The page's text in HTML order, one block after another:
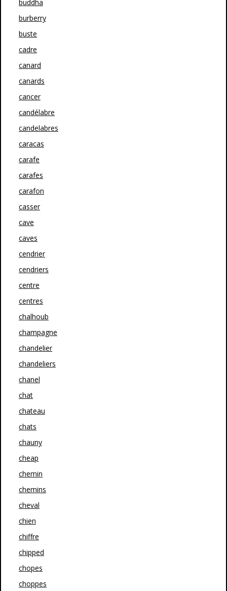
buddha
burberry
buste
cadre
canard
canards
cancer
candélabre
candelabres
caracas
carafe
carafes
carafon
casser
cave
caves
cendrier
cendriers
centre
centres
chalhoub
champagne
chandelier
chandeliers
chanel
chat
chateau
chats
chauny
cheap
chemin
chemins
cheval
chien
chiffre
chipped
chopes
choppes